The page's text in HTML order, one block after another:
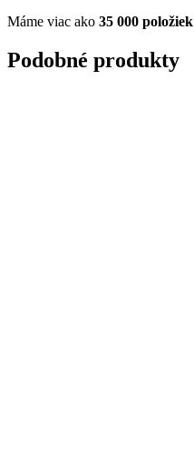
Máme viac ako 35 000 položiek
Podobné produkty